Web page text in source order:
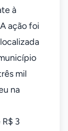
à
ação foi
mil
na
3